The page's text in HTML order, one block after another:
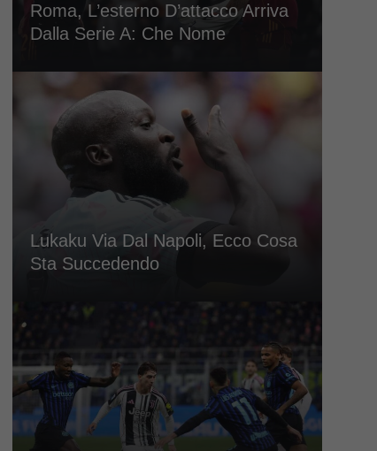
Roma, L’esterno D’attacco Arriva
Dalla Serie A: Che Nome
Lukaku Via Dal Napoli, Ecco Cosa
Sta Succedendo